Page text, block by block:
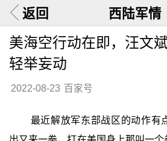
返回 西陆军情
美海空行动在即，汪文
轻举妄动
2022-08-23 百家号
最近解放军东部战区的动作有